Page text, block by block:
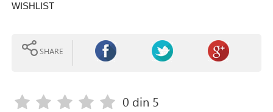
WISHLIST
SHARE
0 din 5